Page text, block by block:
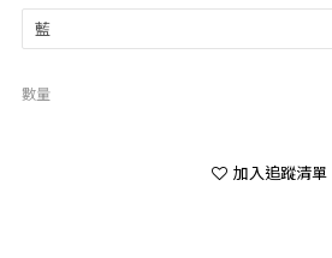
數量
加入追蹤清單